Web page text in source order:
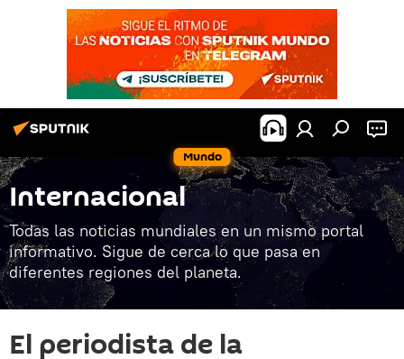
Mundo
Internacional
Todas las noticias mundiales en un mismo portal
informativo. Sigue de cerca lo que pasa en
diferentes regiones del planeta.
El periodista de la